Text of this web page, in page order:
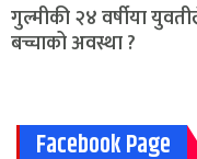
गुल्मीकी २४ वर्षीया
बच्चाको अवस्था ?
Facebook Page